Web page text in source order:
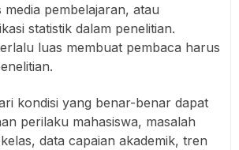
media pembelajaran, atau
statistik dalam penelitian.
luas membuat pembaca harus
kondisi yang benar-benar dapat
perilaku mahasiswa, masalah
data capaian akademik, tren